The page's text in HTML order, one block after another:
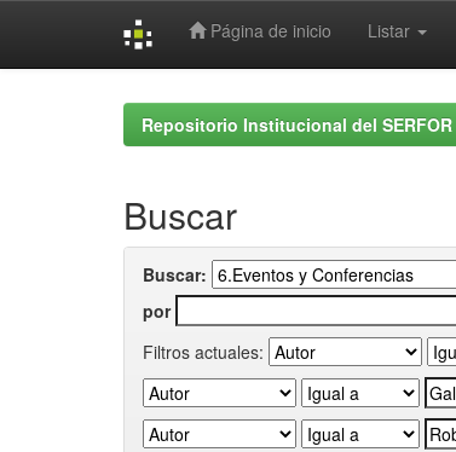
Página de inicio Listar
Repositorio Institucional del SERFOR
Buscar
Buscar:
por
Filtros actuales: